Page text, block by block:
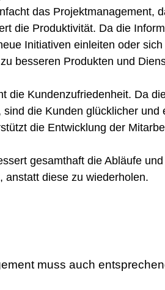
das Projektmanagement,
die Produktivität. Da die
Initiativen einleiten oder
besseren Produkten und
die Kundenzufriedenheit. Da
die Kunden glücklicher
die Entwicklung der
gesamthaft die Abläufe
anstatt diese zu wiederholen.
muss auch